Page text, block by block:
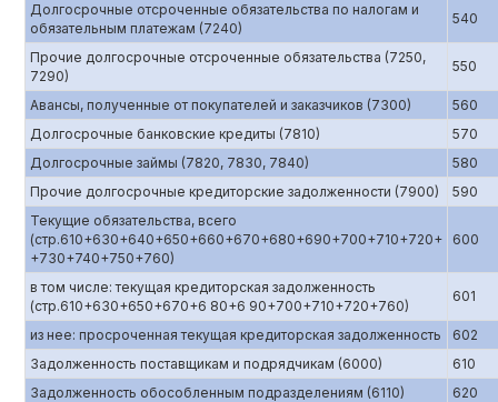
Долгосрочные отсроченные обязательства по налогам и
обязательным платежам (7240)
540
Прочие долгосрочные отсроченные обязательства (7250,
7290)
550
Авансы, полученные от покупателей и заказчиков (7300)
560
Долгосрочные банковские кредиты (7810)
570
Долгосрочные займы (7820, 7830, 7840)
580
Прочие долгосрочные кредиторские задолженности (7900)
590
Текущие обязательства, всего
(стр.610+630+640+650+660+670+680+690+700+710+720+
+730+740+750+760)
600
в том числе: текущая кредиторская задолженность
(стр.610+630+650+670+6 80+6 90+700+710+720+760)
601
из нее: просроченная текущая кредиторская задолженность
602
Задолженность поставщикам и подрядчикам (6000)
610
Задолженность обособленным подразделениям (6110)
620